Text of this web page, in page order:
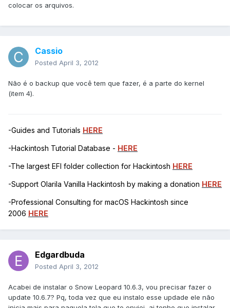
colocar os arquivos.
Cassio
Posted April 3, 2012
Não é o backup que você tem que fazer, é a parte do kernel
(item 4).
-Guides and Tutorials HERE
-Hackintosh Tutorial Database - HERE
-The largest EFI folder collection for Hackintosh HERE
-Support Olarila Vanilla Hackintosh by making a donation HERE
-Professional Consulting for macOS Hackintosh since
2006 HERE
Edgardbuda
Posted April 3, 2012
Acabei de instalar o Snow Leopard 10.6.3, vou precisar fazer o
update 10.6.7? Pq, toda vez que eu instalo esse updade ele não